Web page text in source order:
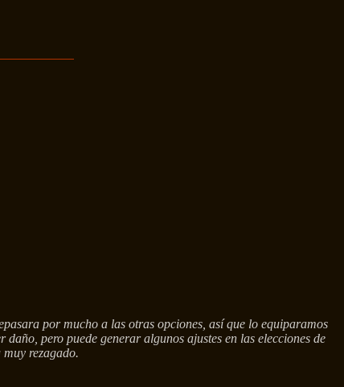
por mucho a las otras opciones, así que lo equiparamos
pero puede generar algunos ajustes en las elecciones de
rezagado.